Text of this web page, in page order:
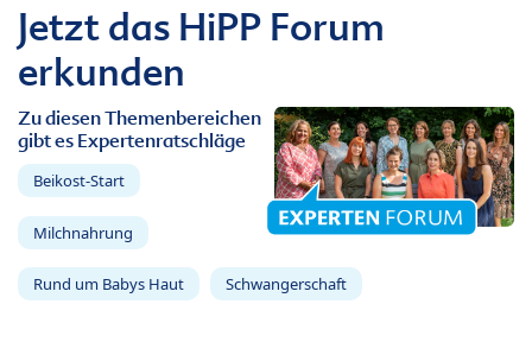
Jetzt das HiPP Forum
erkunden
Zu diesen Themenbereichen
gibt es Expertenratschläge
Beikost-Start
Milchnahrung
Rund um Babys Haut Schwangerschaft